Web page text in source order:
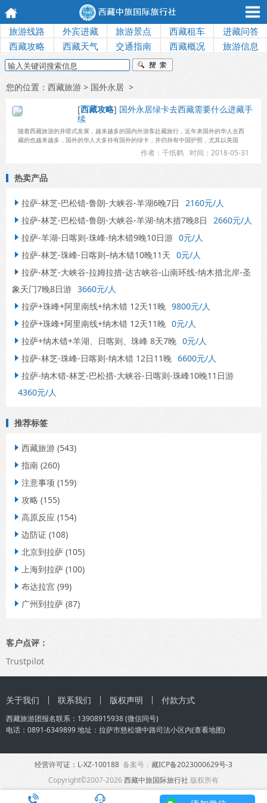
旅游线路 外宾进藏 旅游景点 西藏租车
进藏问答
西藏攻略
西藏天气 交通指南 西藏概况 旅游信息
您的位置： 西藏旅游 > 国外永居 >
[西藏攻略] 国外永居绿卡去西藏需要什么进藏手
续
随着西藏旅游的井喷式发展，越来越多的国内外游客赴藏旅行，近年来国外的华人去西
藏的也越来越多，国外的华人大多持有国外的绿卡，并仍持有中国护照，尤其以美国
时间：2018-05-31
作者：千纸鹤
热卖产品
 拉萨-林芝-巴松错-鲁朗-大峡谷-羊湖6晚7日 2160元/人
 拉萨-林芝-巴松错-鲁朗-大峡谷-羊湖-纳木措7晚8日 2660元/人
 拉萨-羊湖-日喀则-珠峰-纳木错9晚10日游 0元/人
 拉萨-林芝-珠峰-日喀则–纳木错10晚11天 0元/人
 拉萨-林芝-大峡谷-拉姆拉措-达古峡谷-山南环线-纳木措北岸-圣
象天门7晚8日游 3660元/人
 拉萨+珠峰+阿里南线+纳木错 12天11晚 9800元/人
 拉萨+珠峰+阿里南线+纳木错 12天11晚 0元/人
 拉萨+纳木错+羊湖、日喀则、珠峰 8天7晚 0元/人
 拉萨-林芝-珠峰-日喀则-纳木错 12日11晚 6600元/人
 拉萨-纳木错-林芝-巴松措-大峡谷-日喀则-珠峰10晚11日游
4360元/人
推荐标签
 西藏旅游 (543)
 指南 (260)
 注意事项 (159)
 攻略 (155)
 高原反应 (154)
 边防证 (108)
 北京到拉萨 (105)
 上海到拉萨 (100)
 布达拉宫 (99)
 广州到拉萨 (87)
客户点评：
Trustpilot
关于我们 联系我们 版权声明 付款方式
西藏旅游团报名联系： 13908915938(微信同号)
电话：0891-6349899 地址：拉萨市慈松塘中路司法小区内(查看地图)
经营许可证：L-XZ-100188 备案号： 藏ICP备2023000629号-3
Copyright©2007-2026西藏中旅国际旅行社 版权所有